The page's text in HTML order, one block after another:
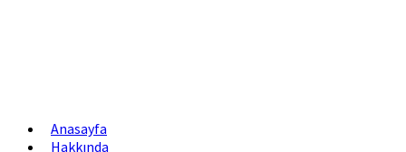
Anasayfa
Hakkında